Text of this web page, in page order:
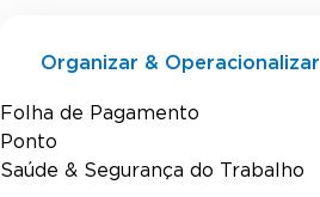
Organizar & Operacionalizar
Folha de Pagamento
Ponto
Saúde & Segurança do Trabalho